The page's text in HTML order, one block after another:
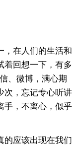
，在人们的生活和
着回想一下，有多
、微博，满心期
次，忘记专心听讲
手，不离心，似乎
的应该出现在我们